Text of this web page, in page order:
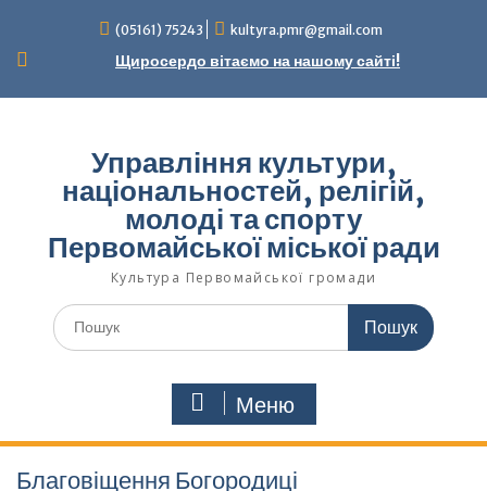
вмісту
(05161) 75243 kultyra.pmr@gmail.com
Щиросердо вітаємо на нашому сайті!
Управління культури,
національностей, релігій,
молоді та спорту
Первомайської міської ради
Культура Первомайcької громади
Шукати:
Меню
Благовіщення Богородиці